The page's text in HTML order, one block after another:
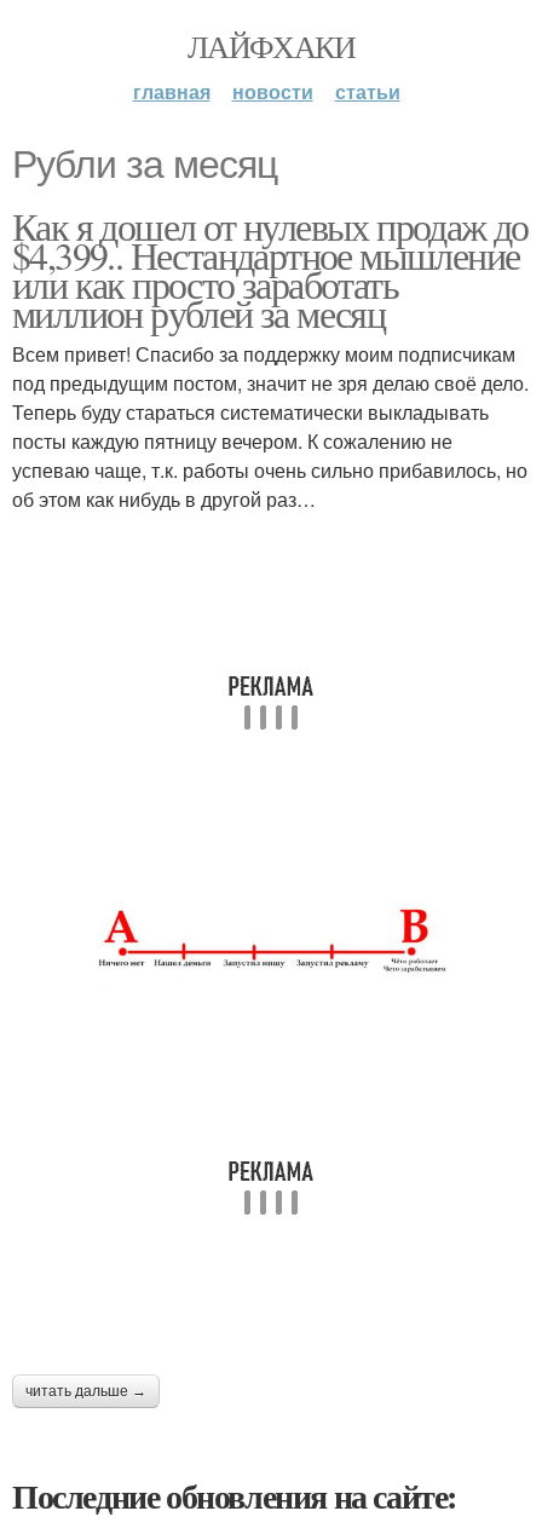
ЛАЙФХАКИ
главная новости статьи
Рубли за месяц
Как я дошел от нулевых продаж до
$4,399.. Нестандартное мышление
или как просто заработать
миллион рублей за месяц
Всем привет! Спасибо за поддержку моим подписчикам
под предыдущим постом, значит не зря делаю своё дело.
Теперь буду стараться систематически выкладывать
посты каждую пятницу вечером. К сожалению не
успеваю чаще, т.к. работы очень сильно прибавилось, но
об этом как нибудь в другой раз…
читать дальше →
Последние обновления на сайте: